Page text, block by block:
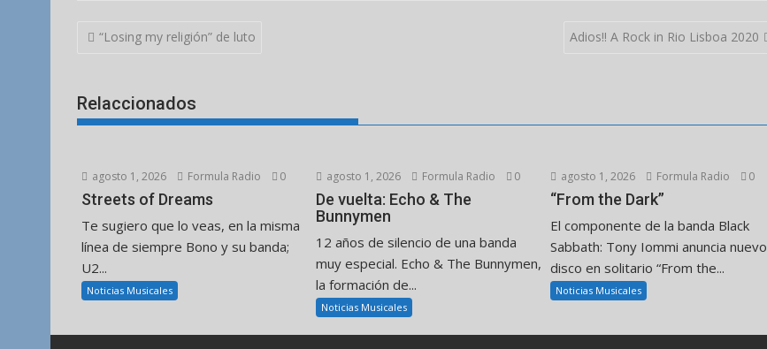
Navegación
“Losing my religión” de luto Adios!! A Rock in Rio Lisboa 2020
Relaccionados
agosto 1, 2026 Formula Radio 0
Streets of Dreams
Te sugiero que lo veas, en la misma
línea de siempre Bono y su banda;
U2...
Noticias Musicales
agosto 1, 2026 Formula Radio 0
De vuelta: Echo & The
Bunnymen
12 años de silencio de una banda
muy especial. Echo & The Bunnymen,
la formación de...
Noticias Musicales
agosto 1, 2026 Formula Radio 0
“From the Dark”
El componente de la banda Black
Sabbath: Tony Iommi anuncia nuevo
disco en solitario “From the...
Noticias Musicales